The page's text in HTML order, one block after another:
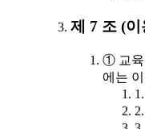
제 7 조 (
① 교육
에는